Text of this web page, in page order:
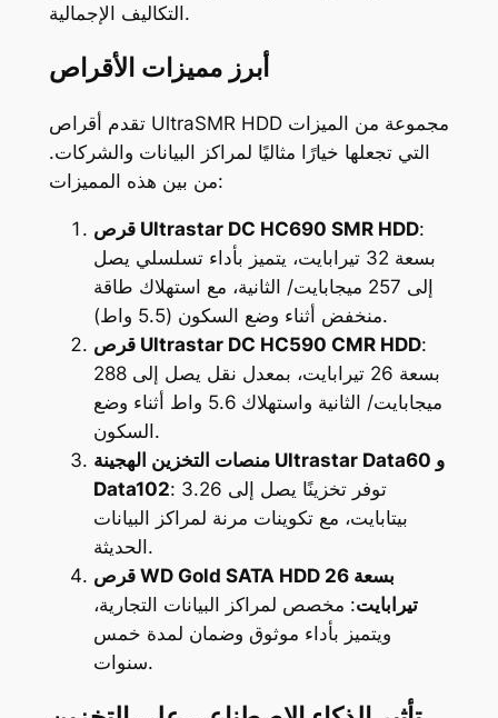
التكاليف الإجمالية.
أبرز مميزات الأقراص
تقدم أقراص UltraSMR HDD مجموعة من الميزات
التي تجعلها خيارًا مثاليًا لمراكز البيانات والشركات.
من بين هذه المميزات:
قرص Ultrastar DC HC690 SMR HDD:
بسعة 32 تيرابايت، يتميز بأداء تسلسلي يصل
إلى 257 ميجابايت/ الثانية، مع استهلاك طاقة
منخفض أثناء وضع السكون (5.5 واط).
قرص Ultrastar DC HC590 CMR HDD:
بسعة 26 تيرابايت، بمعدل نقل يصل إلى 288
ميجابايت/ الثانية واستهلاك 5.6 واط أثناء وضع
السكون.
منصات التخزين الهجينة Ultrastar Data60 و
Data102: توفر تخزينًا يصل إلى 3.26
بيتابايت، مع تكوينات مرنة لمراكز البيانات
الحديثة.
قرص WD Gold SATA HDD بسعة 26
تيرابايت: مخصص لمراكز البيانات التجارية،
ويتميز بأداء موثوق وضمان لمدة خمس
سنوات.